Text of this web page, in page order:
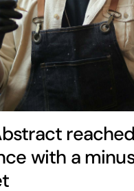
with a